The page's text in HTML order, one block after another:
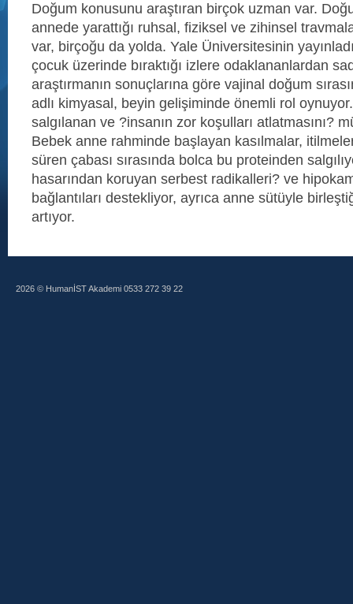
Doğum konusunu araştıran birçok uzman var.
annede yarattığı ruhsal, fiziksel ve zihinsel
var, birçoğu da yolda. Yale Üniversitesinin
çocuk üzerinde bıraktığı izlere odaklananlardan
araştırmanın sonuçlarına göre vajinal doğum
adlı kimyasal, beyin gelişiminde önemli rol
salgılanan ve ?insanın zor koşulları atlatmasını?
Bebek anne rahminde başlayan kasılmalar,
süren çabası sırasında bolca bu proteinden
hasarından koruyan serbest radikalleri? ve
bağlantıları destekliyor, ayrıca anne sütüyle
artıyor.
2026 © HumanİST Akademi 0533 272 39 22